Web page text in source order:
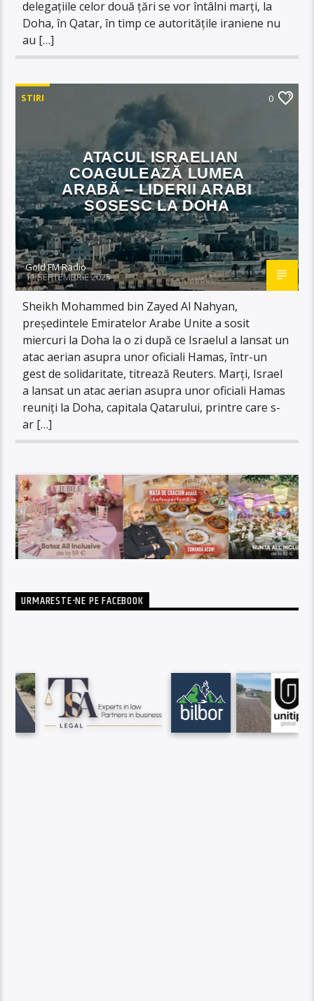
delegațiile celor două țări se vor întâlni marți, la
Doha, în Qatar, în timp ce autoritățile iraniene nu
au […]
STIRI 0
ATACUL ISRAELIAN
COAGULEAZĂ LUMEA
ARABĂ – LIDERII ARABI
SOSESC LA DOHA
Gold FM Radio
11 SEPTEMBRIE 2025
Sheikh Mohammed bin Zayed Al Nahyan,
președintele Emiratelor Arabe Unite a sosit
miercuri la Doha la o zi după ce Israelul a lansat un
atac aerian asupra unor oficiali Hamas, într-un
gest de solidaritate, titrează Reuters. Marți, Israel
a lansat un atac aerian asupra unor oficiali Hamas
reuniți la Doha, capitala Qatarului, printre care s-
ar […]
URMARESTE-NE PE FACEBOOK